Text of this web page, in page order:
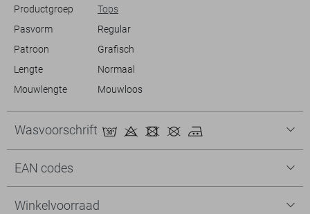
Productgroep
Tops
Pasvorm
Regular
Patroon
Grafisch
Lengte
Normaal
Mouwlengte
Mouwloos
Wasvoorschrift
EAN codes
Winkelvoorraad